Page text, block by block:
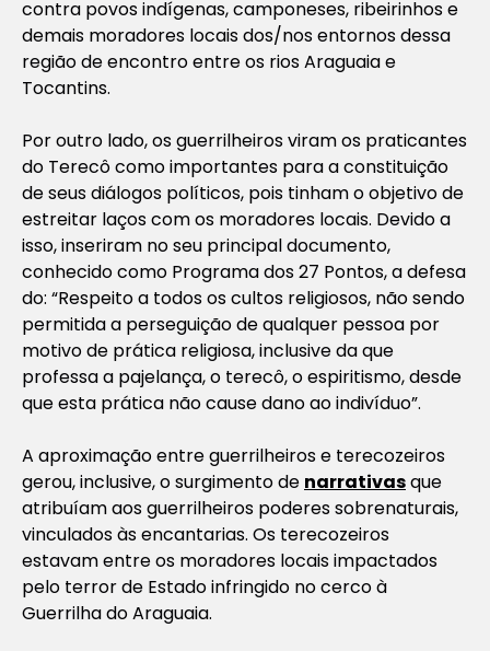
contra povos indígenas, camponeses, ribeirinhos e
demais moradores locais dos/nos entornos dessa
região de encontro entre os rios Araguaia e
Tocantins.
Por outro lado, os guerrilheiros viram os praticantes
do Terecô como importantes para a constituição
de seus diálogos políticos, pois tinham o objetivo de
estreitar laços com os moradores locais. Devido a
isso, inseriram no seu principal documento,
conhecido como Programa dos 27 Pontos, a defesa
do: “Respeito a todos os cultos religiosos, não sendo
permitida a perseguição de qualquer pessoa por
motivo de prática religiosa, inclusive da que
professa a pajelança, o terecô, o espiritismo, desde
que esta prática não cause dano ao indivíduo”.
A aproximação entre guerrilheiros e terecozeiros
gerou, inclusive, o surgimento de narrativasque
atribuíam aos guerrilheiros poderes sobrenaturais,
vinculados às encantarias. Os terecozeiros
estavam entre os moradores locais impactados
pelo terror de Estado infringido no cerco à
Guerrilha do Araguaia.